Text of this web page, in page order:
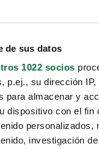
de sus datos
1022 socios
p.ej., su dirección
para almacenar y
dispositivo con el fin
personalizados,
investigación
no
traido hasta